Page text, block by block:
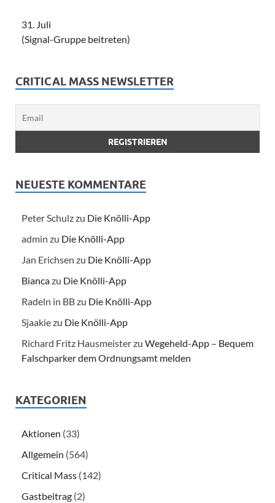
31. Juli
(Signal-Gruppe beitreten)
CRITICAL MASS NEWSLETTER
NEUESTE KOMMENTARE
Peter Schulzzu Die Knölli-App
admin zu Die Knölli-App
Jan Erichsen zu Die Knölli-App
Biancazu Die Knölli-App
Radeln in BBzu Die Knölli-App
Sjaakiezu Die Knölli-App
Richard Fritz Hausmeisterzu Wegeheld-App – Bequem
Falschparker dem Ordnungsamt melden
KATEGORIEN
Aktionen (33)
Allgemein (564)
Critical Mass (142)
Gastbeitrag (2)